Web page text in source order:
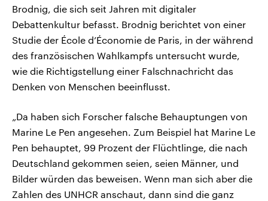
Brodnig, die sich seit Jahren mit digitaler
Debattenkultur befasst. Brodnig berichtet von einer
Studie der École d’Économie de Paris, in der während
des französischen Wahlkampfs untersucht wurde,
wie die Richtigstellung einer Falschnachricht das
Denken von Menschen beeinflusst.
„Da haben sich Forscher falsche Behauptungen von
Marine Le Pen angesehen. Zum Beispiel hat Marine Le
Pen behauptet, 99 Prozent der Flüchtlinge, die nach
Deutschland gekommen seien, seien Männer, und
Bilder würden das beweisen. Wenn man sich aber die
Zahlen des UNHCR anschaut, dann sind die ganz